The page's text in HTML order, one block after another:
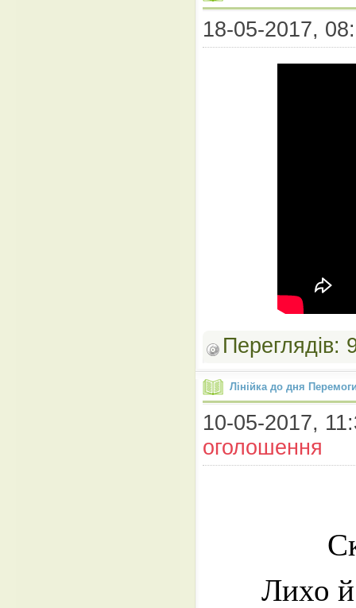
18-05-2017,
Лінійка до дня
10-05-2017,
оголошення
Лихо